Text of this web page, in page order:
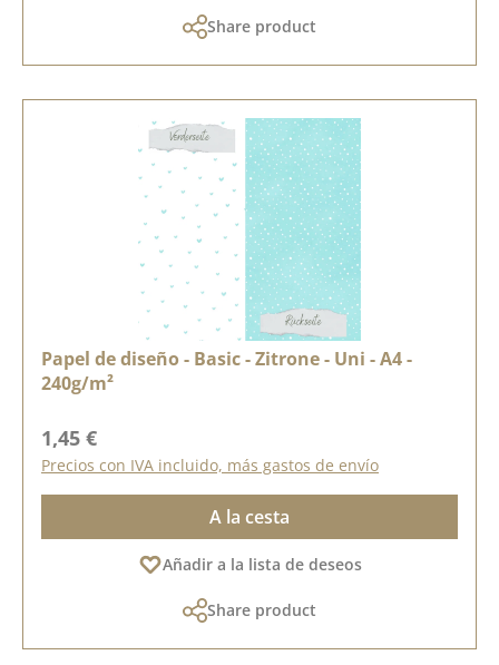
Share product
Papel de diseño - Basic - Zitrone - Uni - A4 -
240g/m²
Precio normal:
1,45 €
Precios con IVA incluido, más gastos de envío
A la cesta
Añadir a la lista de deseos
Share product